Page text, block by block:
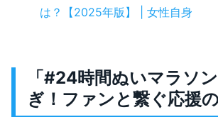
は？【2025年版】 | 女性自身
「#24時間ぬいマラソ
ぎ！ファンと繋ぐ応援